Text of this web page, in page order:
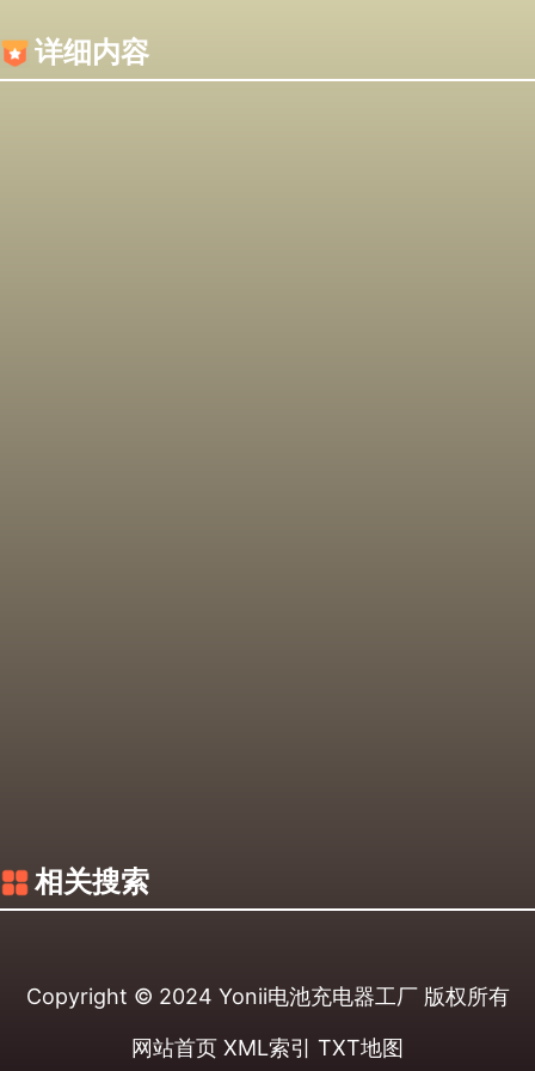
详细内容
相关搜索
Copyright © 2024 Yonii电池充电器工厂版权所有
网站首页 XML索引 TXT地图